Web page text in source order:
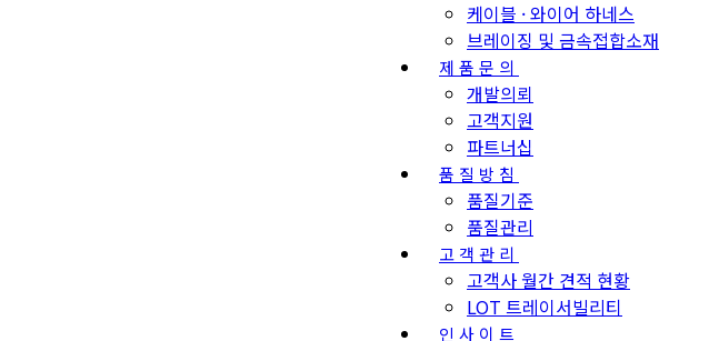
케이블 · 와이어 하네스
브레이징 및 금속접합소재
제품문의
개발의뢰
고객지원
파트너십
품질방침
품질기준
품질관리
고객관리
고객사 월간 견적 현황
LOT 트레이서빌리티
인사이트